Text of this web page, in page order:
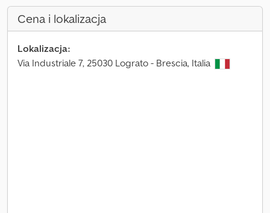
Cena i lokalizacja
Lokalizacja:
Via Industriale 7, 25030 Lograto - Brescia, Italia